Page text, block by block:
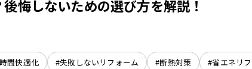
悔しないための選び方を解説！
間快適化 #失敗しないリフォーム #断熱対策 #省エネリ